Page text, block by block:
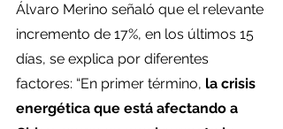
Álvaro Merino señaló que el relevante
incremento de 17%, en los últimos 15
días, se explica por diferentes
factores: “En primer término, la crisis
energética que está afectando a